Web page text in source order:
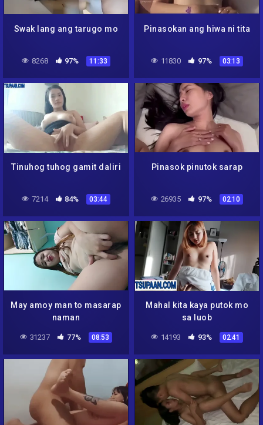
Swak lang ang tarugo mo
8268 97% 11:33
Pinasokan ang hiwa ni tita
11830 97% 03:13
Tinuhog tuhog gamit daliri
7214 84% 03:44
Pinasok pinutok sarap
26935 97% 02:10
May amoy man to masarap
naman
31237 77% 08:53
Mahal kita kaya putok mo
sa luob
14193 93% 02:41